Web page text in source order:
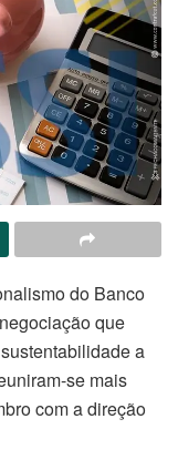
do Banco
que
a
se mais
com a direção